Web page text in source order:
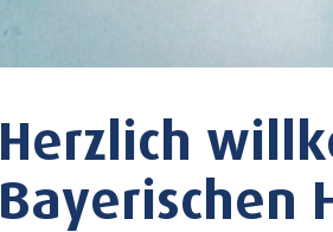
Herzlich
Bayerischen